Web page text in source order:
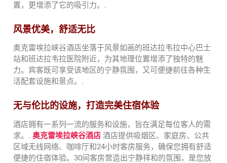
置，更增添了它的吸引力。.
风景优美，舒适无比
奥克雷埃拉峡谷酒店坐落于风景如画的班达拉韦拉中心巴士
站和班达拉韦拉医院附近，为其地理位置增添了独特的魅
力。宾客既可享受该地区的宁静氛围，又可便捷前往各种生
活配套设施和景点。.
无与伦比的设施，打造完美住宿体验
酒店拥有一系列一流的服务和设施，旨在满足每位客人的需
求。. 奥克雷埃拉峡谷酒店 酒店提供吸烟区、家庭房、公共
区域无线网络、咖啡厅和24小时客房服务，确保您拥有舒适
便捷的住宿体验。30间客房营造出宁静祥和的氛围，是您放